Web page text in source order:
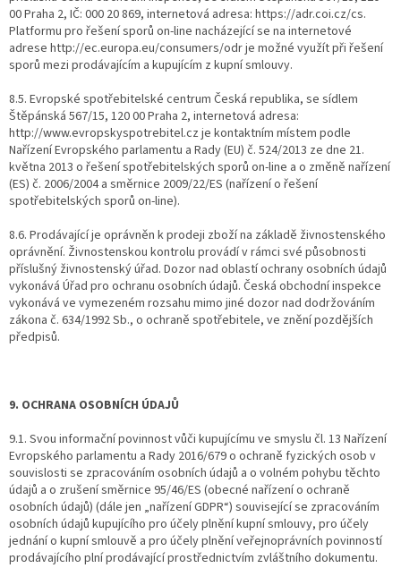
00 Praha 2, IČ: 000 20 869, internetová adresa: https://adr.coi.cz/cs.
Platformu pro řešení sporů on-line nacházející se na internetové
adrese http://ec.europa.eu/consumers/odr je možné využít při řešení
sporů mezi prodávajícím a kupujícím z kupní smlouvy.
8.5. Evropské spotřebitelské centrum Česká republika, se sídlem
Štěpánská 567/15, 120 00 Praha 2, internetová adresa:
http://www.evropskyspotrebitel.cz je kontaktním místem podle
Nařízení Evropského parlamentu a Rady (EU) č. 524/2013 ze dne 21.
května 2013 o řešení spotřebitelských sporů on-line a o změně nařízení
(ES) č. 2006/2004 a směrnice 2009/22/ES (nařízení o řešení
spotřebitelských sporů on-line).
8.6. Prodávající je oprávněn k prodeji zboží na základě živnostenského
oprávnění. Živnostenskou kontrolu provádí v rámci své působnosti
příslušný živnostenský úřad. Dozor nad oblastí ochrany osobních údajů
vykonává Úřad pro ochranu osobních údajů. Česká obchodní inspekce
vykonává ve vymezeném rozsahu mimo jiné dozor nad dodržováním
zákona č. 634/1992 Sb., o ochraně spotřebitele, ve znění pozdějších
předpisů.
9. OCHRANA OSOBNÍCH ÚDAJŮ
9.1. Svou informační povinnost vůči kupujícímu ve smyslu čl. 13 Nařízení
Evropského parlamentu a Rady 2016/679 o ochraně fyzických osob v
souvislosti se zpracováním osobních údajů a o volném pohybu těchto
údajů a o zrušení směrnice 95/46/ES (obecné nařízení o ochraně
osobních údajů) (dále jen „nařízení GDPR“) související se zpracováním
osobních údajů kupujícího pro účely plnění kupní smlouvy, pro účely
jednání o kupní smlouvě a pro účely plnění veřejnoprávních povinností
prodávajícího plní prodávající prostřednictvím zvláštního dokumentu.